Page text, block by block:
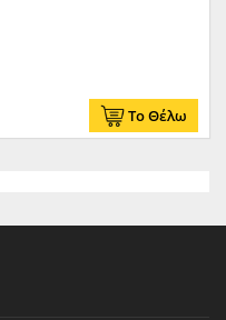
Το Θέλω